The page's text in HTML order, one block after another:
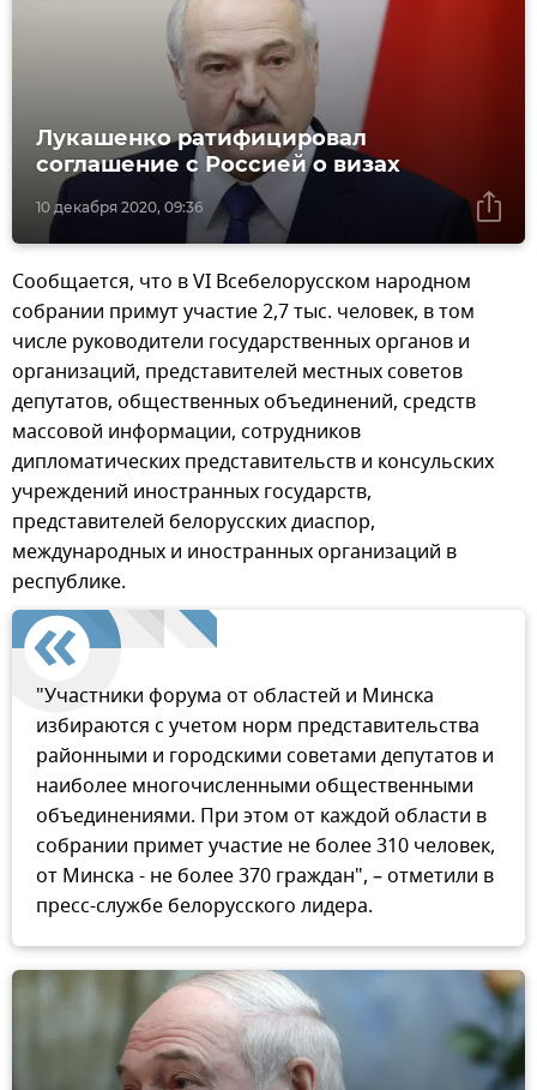
10 декабря 2020, 09:36
Лукашенко ратифицировал
соглашение с Россией о визах
Сообщается, что в VI Всебелорусском народном
собрании примут участие 2,7 тыс. человек, в том
числе руководители государственных органов и
организаций, представителей местных советов
депутатов, общественных объединений, средств
массовой информации, сотрудников
дипломатических представительств и консульских
учреждений иностранных государств,
представителей белорусских диаспор,
международных и иностранных организаций в
республике.
"Участники форума от областей и Минска
избираются с учетом норм представительства
районными и городскими советами депутатов и
наиболее многочисленными общественными
объединениями. При этом от каждой области в
собрании примет участие не более 310 человек,
от Минска - не более 370 граждан", – отметили в
пресс-службе белорусского лидера.